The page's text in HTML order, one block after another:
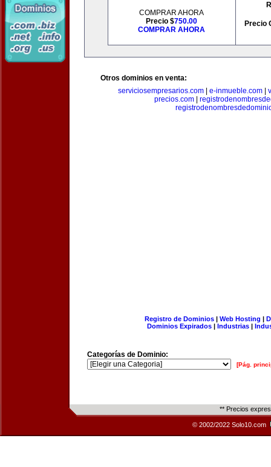
COMPRAR AHORA
Precio $750.00
COMPRAR AHORA
Precio
Otros dominios en venta:
serviciosempresarios.com| e-inmueble.com|
precios.com
Registro de Dominios| Web Hosting |
Dominios Expirados | Industrias |
Categorías de Dominio:
[Pág.
** Precios
© 2002/2022 Solo10.com